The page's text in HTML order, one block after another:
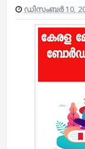
ഡിസംബർ 10,